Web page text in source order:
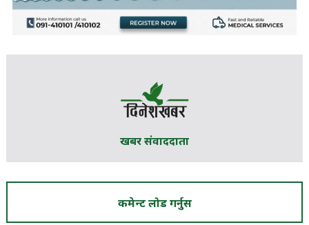
खबर संवाददाता
कमेन्ट लोड गर्नुस